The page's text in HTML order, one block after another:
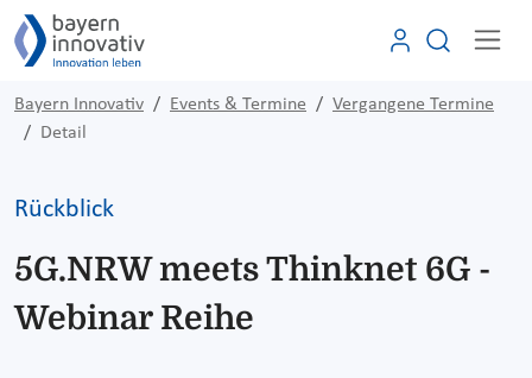
Bayern Innovativ Events & Termine
Vergangene Termine
Detail
Rückblick
5G.NRW meets Thinknet 6G -
Webinar Reihe